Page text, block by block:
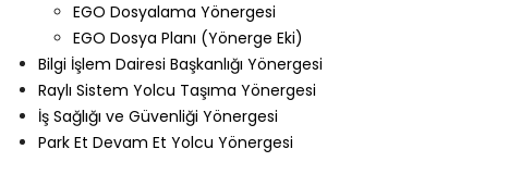
EGO Dosyalama Yönergesi
EGO Dosya Planı (Yönerge Eki)
Bilgi İşlem Dairesi Başkanlığı Yönergesi
Raylı Sistem Yolcu Taşıma Yönergesi
İş Sağlığı ve Güvenliği Yönergesi
Park Et Devam Et Yolcu Yönergesi